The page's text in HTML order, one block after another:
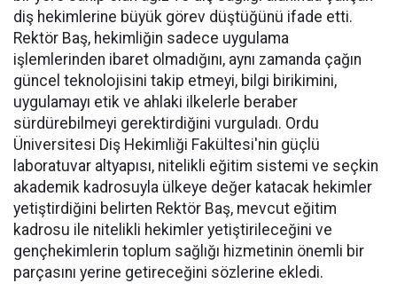
diş hekimlerine büyük görev düştüğünü ifade etti.
Rektör Baş, hekimliğin sadece uygulama
işlemlerinden ibaret olmadığını, aynı zamanda çağın
güncel teknolojisini takip etmeyi, bilgi birikimini,
uygulamayı etik ve ahlaki ilkelerle beraber
sürdürebilmeyi gerektirdiğini vurguladı. Ordu
Üniversitesi Diş Hekimliği Fakültesi'nin güçlü
laboratuvar altyapısı, nitelikli eğitim sistemi ve seçkin
akademik kadrosuyla ülkeye değer katacak hekimler
yetiştirdiğini belirten Rektör Baş, mevcut eğitim
kadrosu ile nitelikli hekimler yetiştirileceğini ve
gençhekimlerin toplum sağlığı hizmetinin önemli bir
parçasını yerine getireceğini sözlerine ekledi.